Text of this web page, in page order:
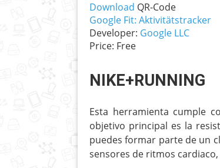
Download QR-Code
Google Fit: Aktivitätstracker
Developer: Google LLC
Price: Free
NIKE+RUNNING
Esta herramienta cumple
objetivo principal es la
puedes formar parte de un
sensores de ritmos